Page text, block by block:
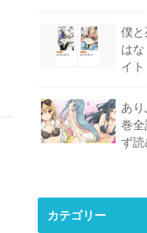
僕と
は
イト
あ
巻全
ず読
カテゴリー